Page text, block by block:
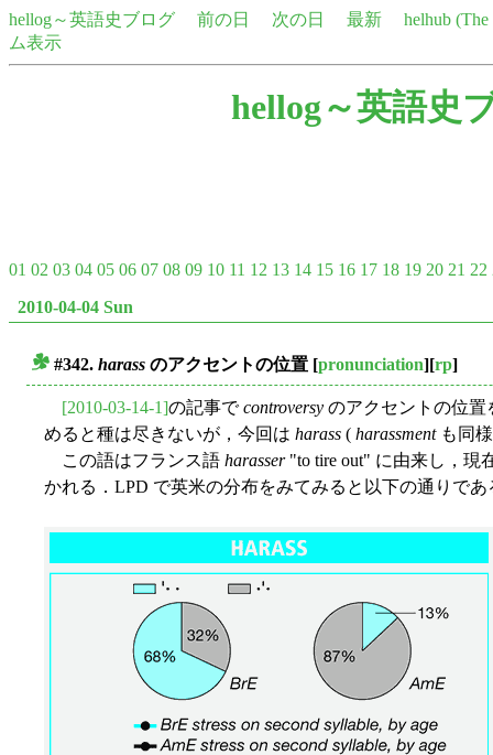
hellog～英語史ブログ 前の日 次の日 最新
helhub
ム表示
hellog～英語史
01 02 03 04 05 06 07 08 09 10 11 12 13 14 15 16 17 18 19 20 21 22
2010-04-04 Sun
#342. harass のアクセントの位置 [pronunciation][rp]
[2010-03-14-1]の記事でcontroversy のアクセントの位置
めると種は尽きないが，今回は harass ( harassmentも同
この語はフランス語 harasser"to tire out" に由来し，現
かれる．LPD で英米の分布をみてみると以下の通りであ